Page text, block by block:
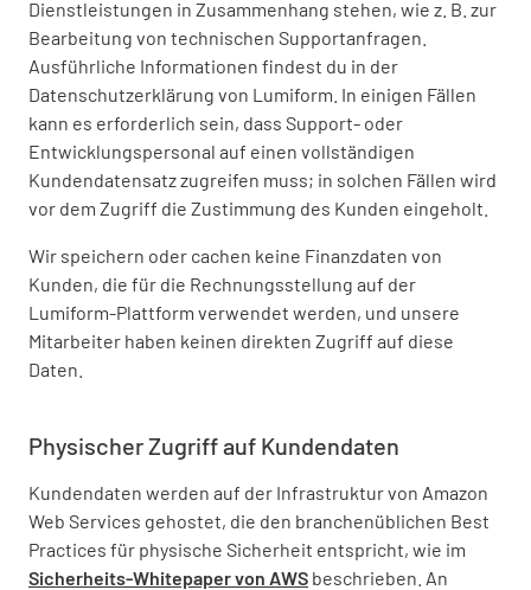
Dienstleistungen in Zusammenhang stehen, wie z. B. zur
Bearbeitung von technischen Supportanfragen.
Ausführliche Informationen findest du in der
Datenschutzerklärung von Lumiform. In einigen Fällen
kann es erforderlich sein, dass Support- oder
Entwicklungspersonal auf einen vollständigen
Kundendatensatz zugreifen muss; in solchen Fällen wird
vor dem Zugriff die Zustimmung des Kunden eingeholt.
Wir speichern oder cachen keine Finanzdaten von
Kunden, die für die Rechnungsstellung auf der
Lumiform-Plattform verwendet werden, und unsere
Mitarbeiter haben keinen direkten Zugriff auf diese
Daten.
Physischer Zugriff auf Kundendaten
Kundendaten werden auf der Infrastruktur von Amazon
Web Services gehostet, die den branchenüblichen Best
Practices für physische Sicherheit entspricht, wie im
Sicherheits-Whitepaper von AWS beschrieben. An